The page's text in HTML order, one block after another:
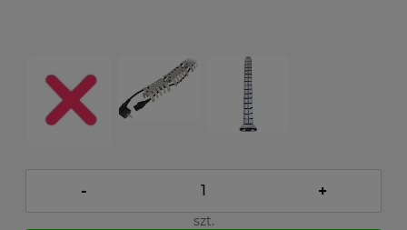
- +
szt.